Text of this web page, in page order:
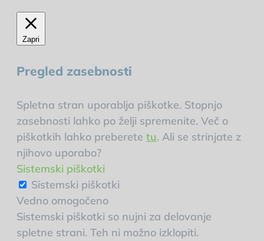
Zapri
Pregled zasebnosti
Spletna stran uporablja piškotke. Stopnjo
zasebnosti lahko po želji spremenite. Več o
piškotkih lahko preberete tu. Ali se strinjate z
njihovo uporabo?
Sistemski piškotki
Sistemski piškotki
Vedno omogočeno
Sistemski piškotki so nujni za delovanje
spletne strani. Teh ni možno izklopiti.